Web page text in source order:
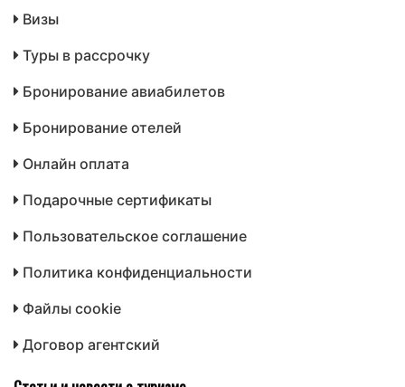
Визы
Туры в рассрочку
Бронирование авиабилетов
Бронирование отелей
Онлайн оплата
Подарочные сертификаты
Пользовательское соглашение
Политика конфиденциальности
Файлы cookie
Договор агентский